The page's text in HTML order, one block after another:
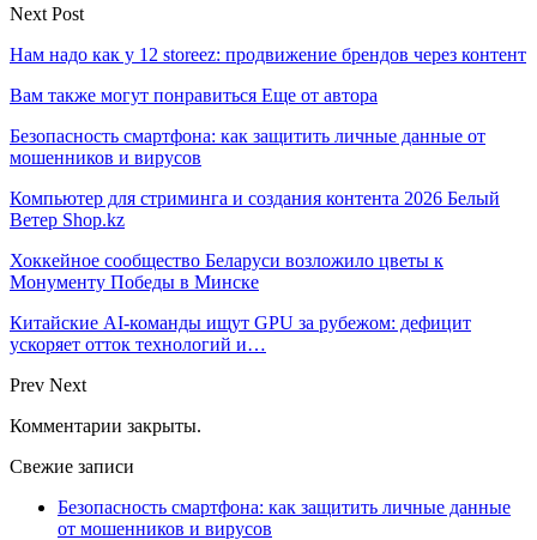
Next Post
Нам надо как у 12 storeez: продвижение брендов через контент
Вам также могут понравиться Еще от автора
Безопасность смартфона: как защитить личные данные от
мошенников и вирусов
Компьютер для стриминга и создания контента 2026 Белый
Ветер Shop.kz
Хоккейное сообщество Беларуси возложило цветы к
Монументу Победы в Минске
Китайские AI-команды ищут GPU за рубежом: дефицит
ускоряет отток технологий и…
Prev Next
Комментарии закрыты.
Свежие записи
Безопасность смартфона: как защитить личные данные
от мошенников и вирусов